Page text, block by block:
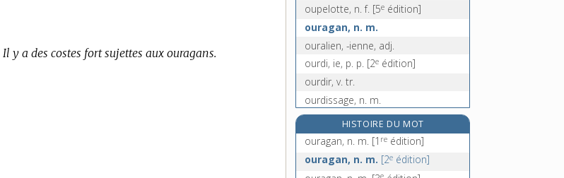
Il y a des costes fort sujettes aux ouragans.
oupelotte, n. f. [5e édition]
ouragan, n. m.
ouralien, -ienne, adj.
ourdi, ie, p. p. [2e édition]
ourdir, v. tr.
ourdissage, n. m.
ourdisseur, -euse, n.
ourdissoir, n. m.
HISTOIRE DU MOT
ouragan, n. m. [1 re édition]
ouragan, n. m. [2e édition]
e